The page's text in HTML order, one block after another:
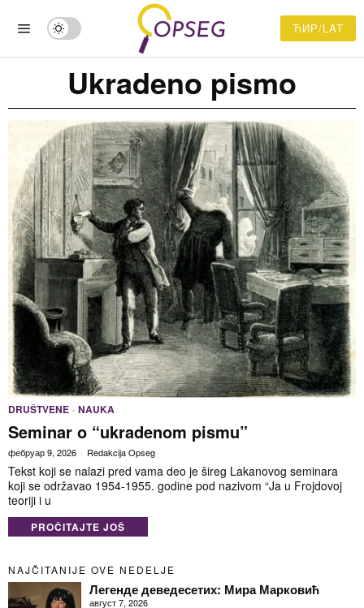
ЋИР/LAT
Ukradeno pismo
DRUŠTVENE · NAUKA
Seminar o “ukradenom pismu”
фебруар 9, 2026 Redakcija Opseg
Tekst koji se nalazi pred vama deo je šireg Lakanovog seminara
koji se održavao 1954-1955. godine pod nazivom “Ja u Frojdovoj
teoriji i u
PROČITAJTE JOŠ
NAJČITANIJE OVE NEDELJE
Легенде деведесетих: Мира Марковић
август 7, 2026